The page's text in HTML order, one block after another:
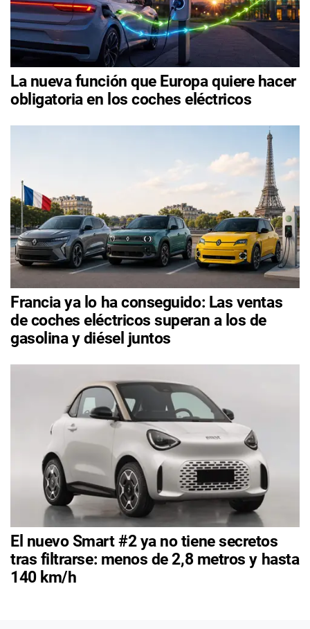
La nueva función que Europa quiere hacer
obligatoria en los coches eléctricos
Francia ya lo ha conseguido: Las ventas
de coches eléctricos superan a los de
gasolina y diésel juntos
El nuevo Smart #2 ya no tiene secretos
tras filtrarse: menos de 2,8 metros y hasta
140 km/h